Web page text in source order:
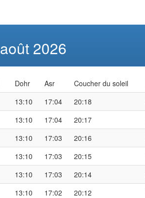
août 2026
Dohr Asr Coucher du soleil
13:10 17:04 20:18
13:10 17:04 20:17
13:10 17:03 20:16
13:10 17:03 20:15
13:10 17:03 20:14
13:10 17:02 20:12